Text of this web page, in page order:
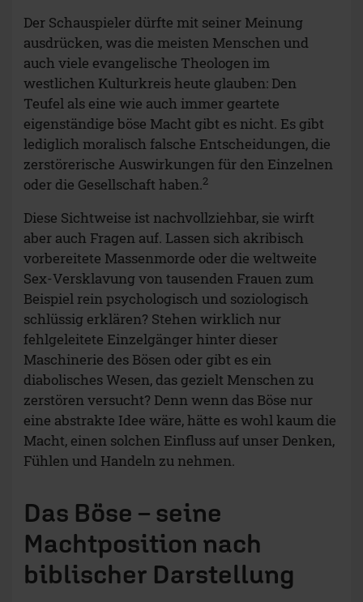
Der Schauspieler dürfte mit seiner Meinung
ausdrücken, was die meisten Menschen und
auch viele evangelische Theologen im
westlichen Kulturkreis heute glauben: Den
Teufel als eine wie auch immer geartete
eigenständige böse Macht gibt es nicht. Es gibt
lediglich moralisch falsche Entscheidungen, die
zerstörerische Auswirkungen für den Einzelnen
oder die Gesellschaft haben.2
Diese Sichtweise ist nachvollziehbar, sie wirft
aber auch Fragen auf. Lassen sich akribisch
vorbereitete Massenmorde oder die weltweite
Sex-Versklavung von tausenden Frauen zum
Beispiel rein psychologisch und soziologisch
schlüssig erklären? Stehen wirklich nur
fehlgeleitete Einzelgänger hinter dieser
Maschinerie des Bösen oder gibt es ein
diabolisches Wesen, das gezielt Menschen zu
zerstören versucht? Denn wenn das Böse nur
eine abstrakte Idee wäre, hätte es wohl kaum die
Macht, einen solchen Einfluss auf unser Denken,
Fühlen und Handeln zu nehmen.
Das Böse – seine
Machtposition nach
biblischer Darstellung